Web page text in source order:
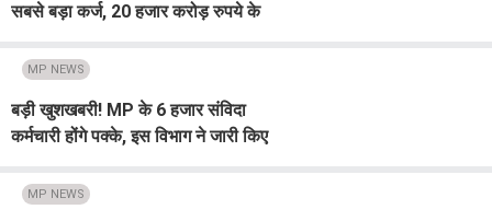
सबसे बड़ा कर्ज, 20 हजार करोड़ रुपये के
अन्य ऋण भी जुटाए
MP NEWS
बड़ी खुशखबरी! MP के 6 हजार संविदा
कर्मचारी होंगे पक्के, इस विभाग ने जारी किए
MP NEWS